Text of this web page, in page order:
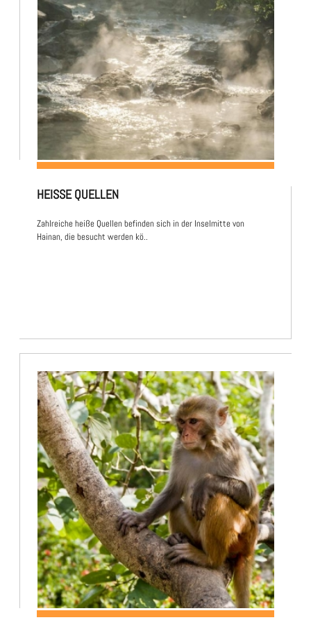
HEISSE QUELLEN
Zahlreiche heiße Quellen befinden sich in der Inselmitte von
Hainan, die besucht werden kö..